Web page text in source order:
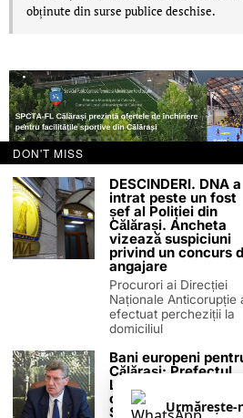
obținute din surse publice deschise.
C.C
TERMENI ȘI CONDIȚII
PUBLICITATE ONLINE & TIPĂRITĂ
ZIARUL ANUNȚUL
Urmărește-
DON'T MISS
DESCINDERI. DNA a
intrat peste un fost
șef al Poliției din
Călărași. Ancheta
vizează suspiciuni
privind un concurs
angajare
Procurori ai Direcției
Naționale Anticorupție
efectuat percheziții la
domiciliul
Bani europeni
Călărași: Prefectul
Laurențiu State
colaborarea cu ADR
Sud-Muntenia